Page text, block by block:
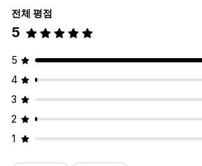
전체 평점
5
5
4
3
2
1